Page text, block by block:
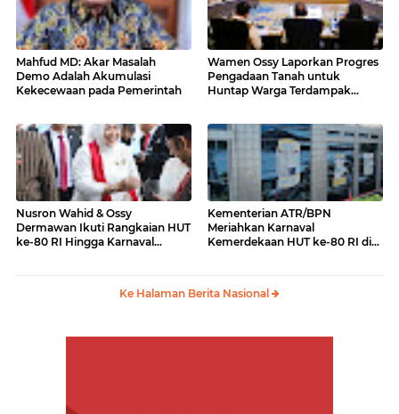
Mahfud MD: Akar Masalah
Demo Adalah Akumulasi
Kekecewaan pada Pemerintah
Wamen Ossy Laporkan Progres
Pengadaan Tanah untuk
Huntap Warga Terdampak
Nusron Wahid & Ossy
Dermawan Ikuti Rangkaian HUT
ke-80 RI Hingga Karnaval
Kementerian ATR/BPN
Meriahkan Karnaval
Kemerdekaan HUT ke-80 RI di
Ke Halaman Berita Nasional